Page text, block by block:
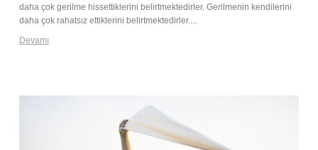
daha çok gerilme hissettiklerini belirtmektedirler. Gerilmenin kendilerini
daha çok rahatsız ettiklerini belirtmektedirler....
Devamı